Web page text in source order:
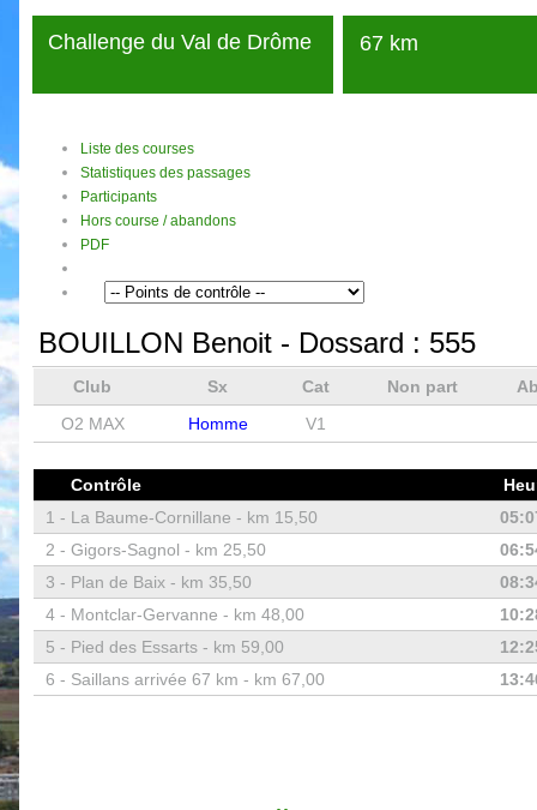
Challenge du Val de Drôme 67 km
Liste des courses
Statistiques des passages
Participants
Hors course / abandons
PDF
BOUILLON Benoit- Dossard : 555
Club Sx Cat Non part
O2 MAX
Homme V1
Contrôle
1 - La Baume-Cornillane - km 15,50
2 - Gigors-Sagnol - km 25,50
3 - Plan de Baix - km 35,50
4 - Montclar-Gervanne - km 48,00
5 - Pied des Essarts - km 59,00
6 - Saillans arrivée 67 km - km 67,00